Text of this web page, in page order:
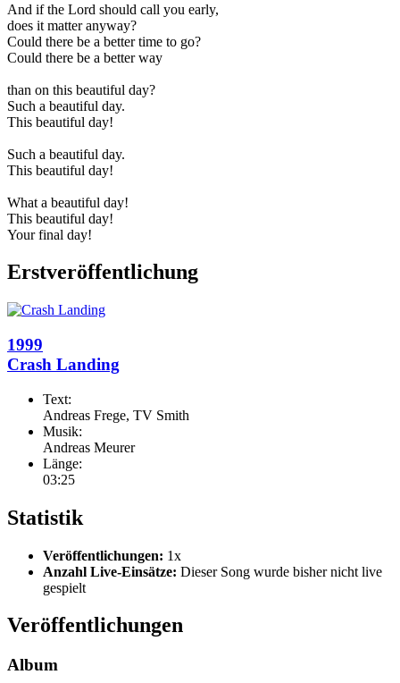
And if the Lord should call you early,
does it matter anyway?
Could there be a better time to go?
Could there be a better way
than on this beautiful day?
Such a beautiful day.
This beautiful day!
Such a beautiful day.
This beautiful day!
What a beautiful day!
This beautiful day!
Your final day!
Erstveröffentlichung
1999
Crash Landing
Text:
Andreas Frege, TV Smith
Musik:
Andreas Meurer
Länge:
03:25
Statistik
Veröffentlichungen: 1x
Anzahl Live-Einsätze: Dieser Song wurde bisher nicht live
gespielt
Veröffentlichungen
Album